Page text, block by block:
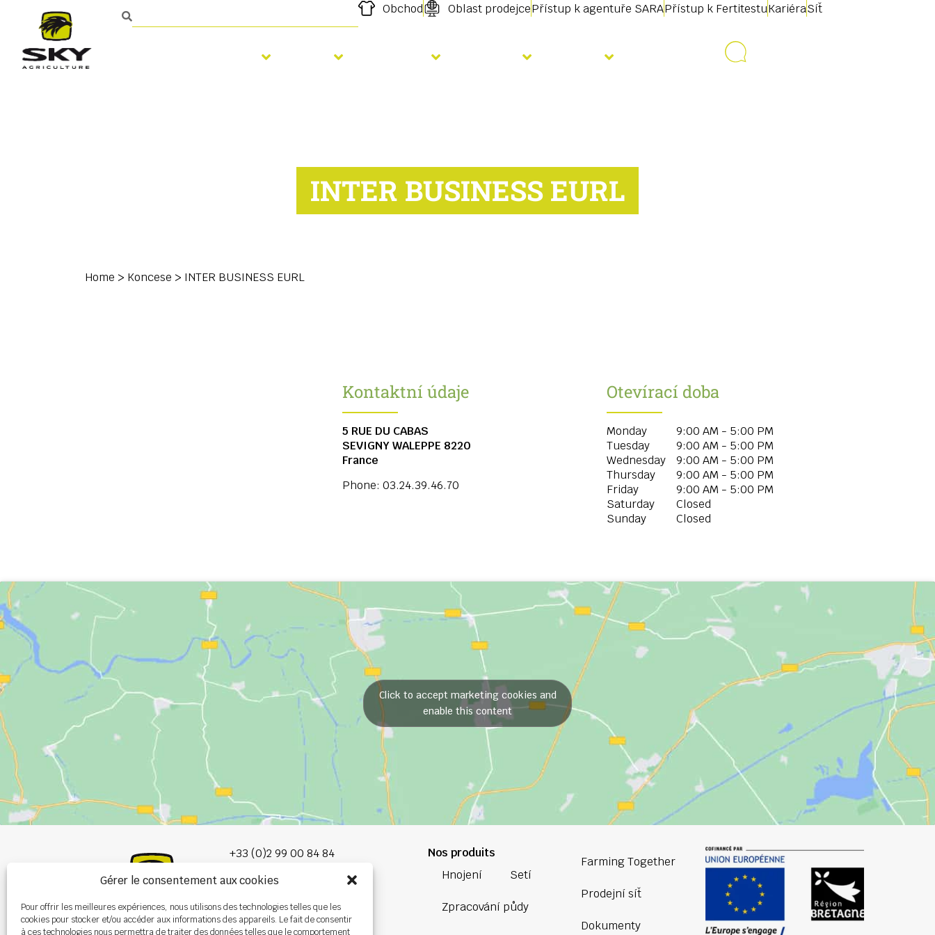
Gérer le consentement aux cookies
Pour offrir les meilleures expériences, nous utilisons des technologies telles que les
cookies pour stocker et/ou accéder aux informations des appareils. Le fait de consentir
à ces technologies nous permettra de traiter des données telles que le comportement
Obchod Oblast prodejcePřístup k agentuře SARAPřístup k FertitestuKariéraSíť
INTER BUSINESS EURL
Home > Koncese > INTER BUSINESS EURL
Kontaktní údaje
5 RUE DU CABAS
SEVIGNY WALEPPE 8220
France
Phone: 03.24.39.46.70
Otevírací doba
Monday
9:00 AM - 5:00 PM
Tuesday
9:00 AM - 5:00 PM
Wednesday
9:00 AM - 5:00 PM
Thursday
9:00 AM - 5:00 PM
Friday
9:00 AM - 5:00 PM
Saturday
Closed
Sunday
Closed
Click to accept marketing cookies and
enable this content
+33 (0)2 99 00 84 84
info@burel-group.com
Les Portes de Bretagne
P.A. de la Gaultière,
Nos produits
Hnojení
Setí
Zpracování půdy
Farming Together
Prodejní síť
Dokumenty